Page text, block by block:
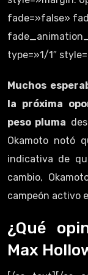
fade=»false»
type=»1/1″
Muchos
la próxima
peso pluma
Okamoto notó
indicativa de
cambio,
campeón activo
¿Qué
Max